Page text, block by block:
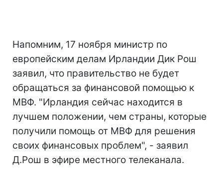
Напомним, 17 ноября министр по
европейским делам Ирландии Дик Рош
заявил, что правительство не будет
обращаться за финансовой помощью к
МВФ. "Ирландия сейчас находится в
лучшем положении, чем страны, которые
получили помощь от МВФ для решения
своих финансовых проблем", - заявил
Д.Рош в эфире местного телеканала.